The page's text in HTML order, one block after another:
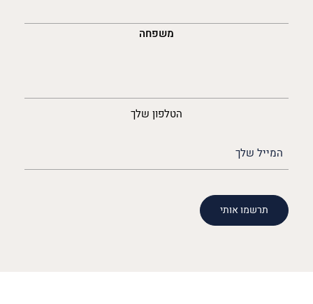
משפחה
הטלפון שלך
(חובה)